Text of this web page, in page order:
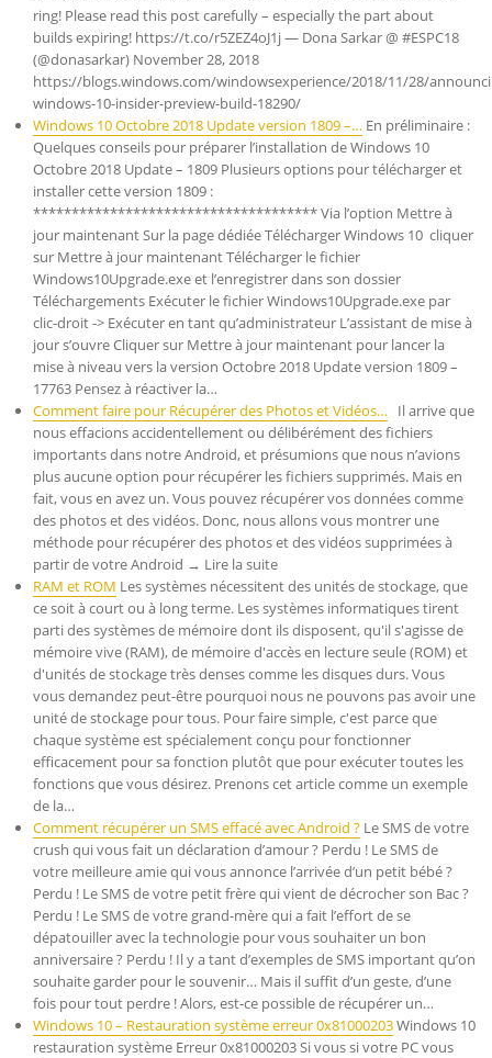
ring! Please read this post carefully – especially the part about
builds expiring! https://t.co/r5ZEZ4oJ1j — Dona Sarkar @ #ESPC18
(@donasarkar) November 28, 2018
https://blogs.windows.com/windowsexperience/2018/11/28/
windows-10-insider-preview-build-18290/
Windows 10 Octobre 2018 Update version 1809 –… En préliminaire :
Quelques conseils pour préparer l’installation de Windows 10
Octobre 2018 Update – 1809 Plusieurs options pour télécharger et
installer cette version 1809 :
************************************* Via l’option Mettre à
jour maintenant Sur la page dédiée Télécharger Windows 10 cliquer
sur Mettre à jour maintenant Télécharger le fichier
Windows10Upgrade.exe et l’enregistrer dans son dossier
Téléchargements Exécuter le fichier Windows10Upgrade.exe par
clic-droit -> Exécuter en tant qu’administrateur L’assistant de mise à
jour s’ouvre Cliquer sur Mettre à jour maintenant pour lancer la
mise à niveau vers la version Octobre 2018 Update version 1809 –
17763 Pensez à réactiver la…
Comment faire pour Récupérer des Photos et Vidéos… Il arrive que
nous effacions accidentellement ou délibérément des fichiers
importants dans notre Android, et présumions que nous n’avions
plus aucune option pour récupérer les fichiers supprimés. Mais en
fait, vous en avez un. Vous pouvez récupérer vos données comme
des photos et des vidéos. Donc, nous allons vous montrer une
méthode pour récupérer des photos et des vidéos supprimées à
partir de votre Android → Lire la suite
RAM et ROM Les systèmes nécessitent des unités de stockage, que
ce soit à court ou à long terme. Les systèmes informatiques tirent
parti des systèmes de mémoire dont ils disposent, qu'il s'agisse de
mémoire vive (RAM), de mémoire d'accès en lecture seule (ROM) et
d'unités de stockage très denses comme les disques durs. Vous
vous demandez peut-être pourquoi nous ne pouvons pas avoir une
unité de stockage pour tous. Pour faire simple, c'est parce que
chaque système est spécialement conçu pour fonctionner
efficacement pour sa fonction plutôt que pour exécuter toutes les
fonctions que vous désirez. Prenons cet article comme un exemple
de la…
Comment récupérer un SMS effacé avec Android ? Le SMS de votre
crush qui vous fait un déclaration d’amour ? Perdu ! Le SMS de
votre meilleure amie qui vous annonce l’arrivée d’un petit bébé ?
Perdu ! Le SMS de votre petit frère qui vient de décrocher son Bac ?
Perdu ! Le SMS de votre grand-mère qui a fait l’effort de se
dépatouiller avec la technologie pour vous souhaiter un bon
anniversaire ? Perdu ! Il y a tant d’exemples de SMS important qu’on
souhaite garder pour le souvenir… Mais il suffit d’un geste, d’une
fois pour tout perdre ! Alors, est-ce possible de récupérer un…
Windows 10 – Restauration système erreur 0x81000203Windows 10
restauration système Erreur 0x81000203 Si vous si votre PC vous